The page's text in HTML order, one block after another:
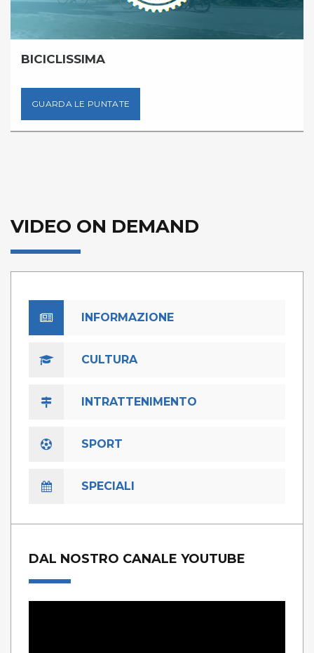
BICICLISSIMA
GUARDA LE PUNTATE
VIDEO ON DEMAND
INFORMAZIONE
CULTURA
INTRATTENIMENTO
SPORT
SPECIALI
DAL NOSTRO CANALE YOUTUBE